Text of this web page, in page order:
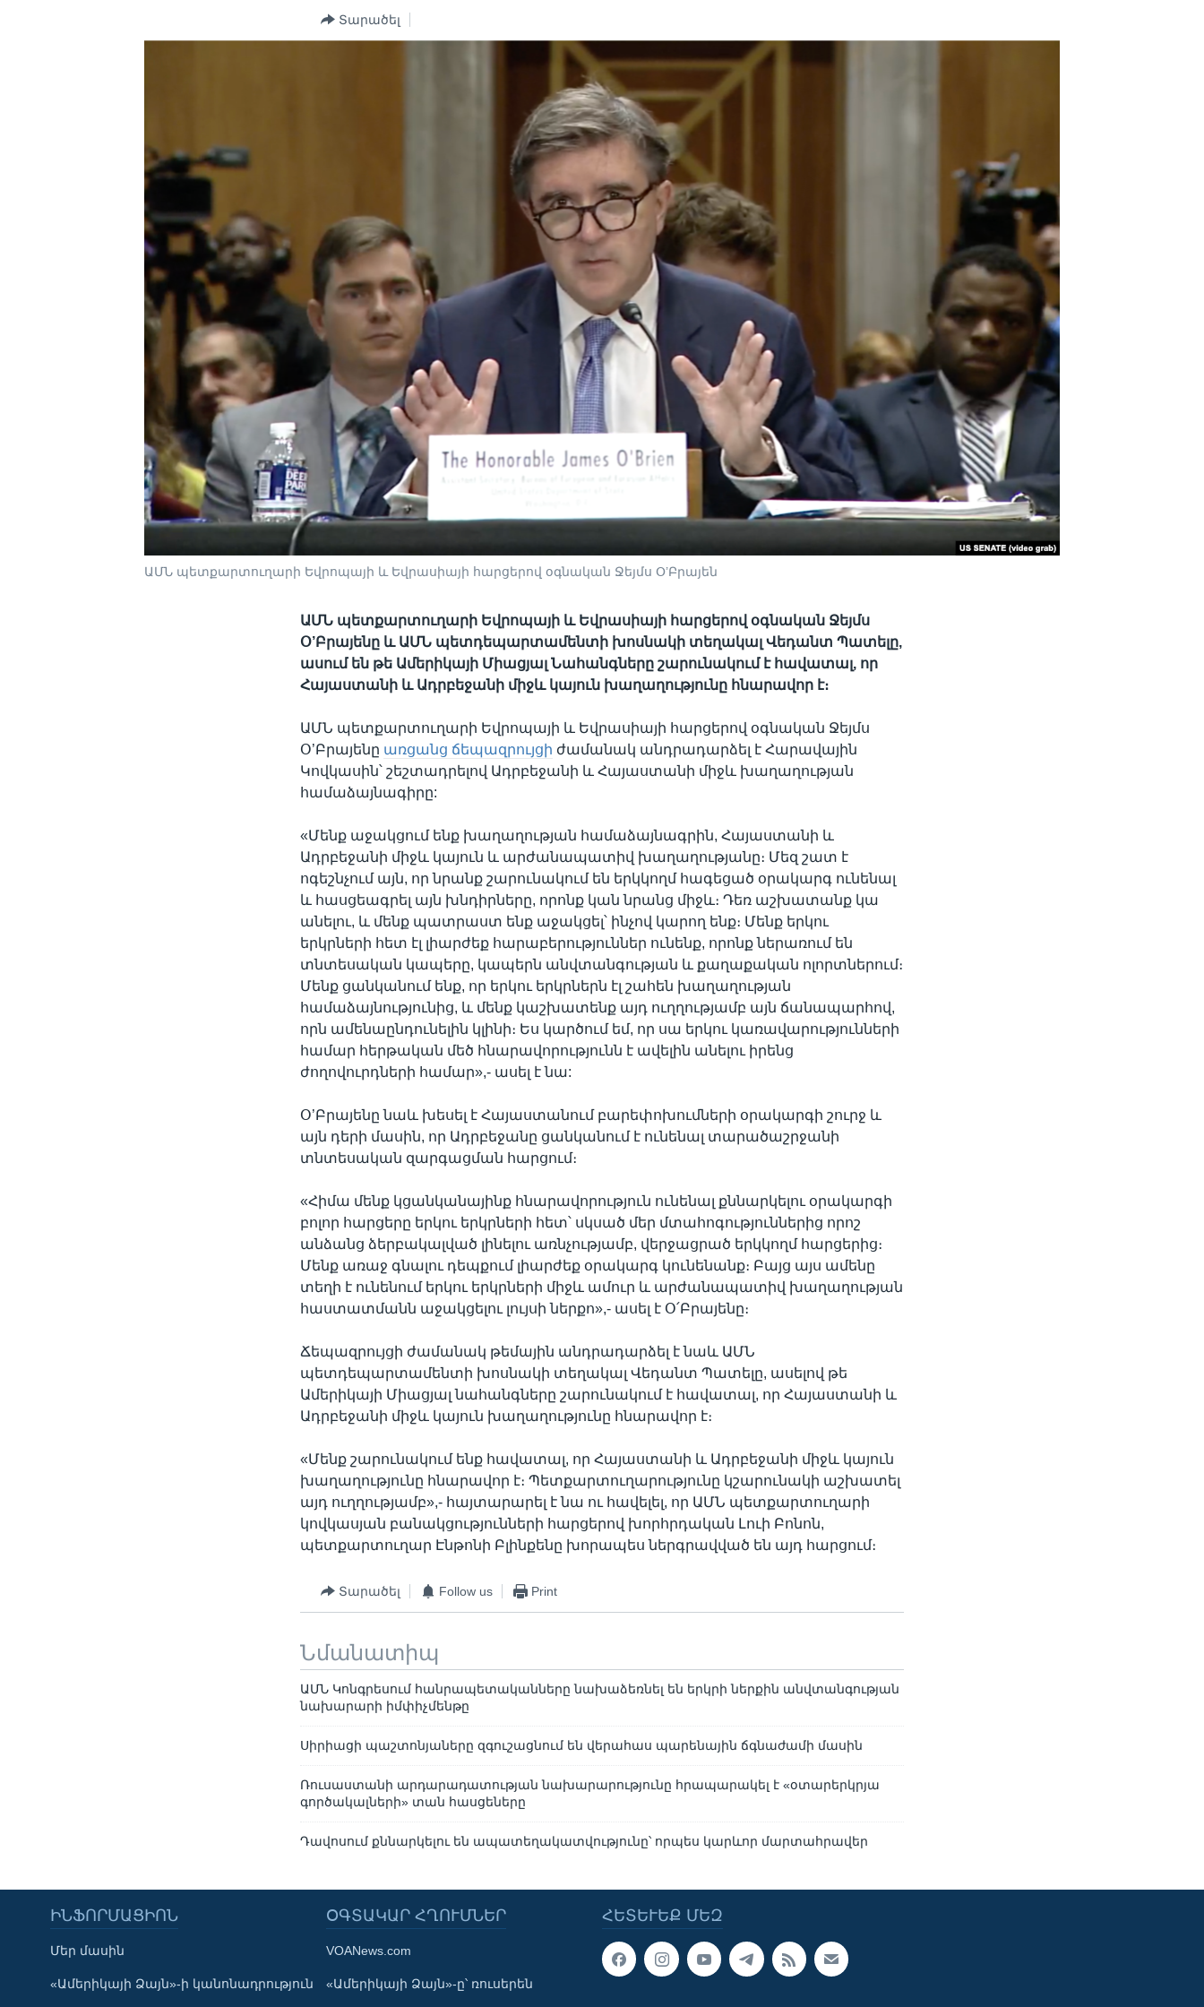
Learning English
Տարածել
ԱՄՆ պետքարտուղարի Եվրոպայի և Եվրասիայի հարցերով օգնական Ջեյմս Օ’Բրայեն
ԱՄՆ պետքարտուղարի Եվրոպայի և Եվրասիայի հարցերով օգնական Ջեյմս
Օ’Բրայենը և ԱՄՆ պետդեպարտամենտի խոսնակի տեղակալ Վեդանտ Պատելը,
ասում են թե Ամերիկայի Միացյալ Նահանգները շարունակում է հավատալ, որ
Հայաստանի և Ադրբեջանի միջև կայուն խաղաղությունը հնարավոր է։
ԱՄՆ պետքարտուղարի Եվրոպայի և Եվրասիայի հարցերով օգնական Ջեյմս
Օ’Բրայենը առցանց ճեպազրույցի ժամանակ անդրադարձել է Հարավային
Կովկասին՝ շեշտադրելով Ադրբեջանի և Հայաստանի միջև խաղաղության
համաձայնագիրը:
«Մենք աջակցում ենք խաղաղության համաձայնագրին, Հայաստանի և
Ադրբեջանի միջև կայուն և արժանապատիվ խաղաղությանը։ Մեզ շատ է
ոգեշնչում այն, որ նրանք շարունակում են երկկողմ հագեցած օրակարգ ունենալ
և հասցեագրել այն խնդիրները, որոնք կան նրանց միջև։ Դեռ աշխատանք կա
անելու, և մենք պատրաստ ենք աջակցել՝ ինչով կարող ենք։ Մենք երկու
երկրների հետ էլ լիարժեք հարաբերություններ ունենք, որոնք ներառում են
տնտեսական կապերը, կապերն անվտանգության և քաղաքական ոլորտներում։
Մենք ցանկանում ենք, որ երկու երկրներն էլ շահեն խաղաղության
համաձայնությունից, և մենք կաշխատենք այդ ուղղությամբ այն ճանապարհով,
որն ամենաընդունելին կլինի։ Ես կարծում եմ, որ սա երկու կառավարությունների
համար հերթական մեծ հնարավորությունն է ավելին անելու իրենց
ժողովուրդների համար»,- ասել է նա:
Օ’Բրայենը նաև խեսել է Հայաստանում բարեփոխումների օրակարգի շուրջ և
այն դերի մասին, որ Ադրբեջանը ցանկանում է ունենալ տարածաշրջանի
տնտեսական զարգացման հարցում։
«Հիմա մենք կցանկանայինք հնարավորություն ունենալ քննարկելու օրակարգի
բոլոր հարցերը երկու երկրների հետ՝ սկսած մեր մտահոգություններից որոշ
անձանց ձերբակալված լինելու առնչությամբ, վերջացրած երկկողմ հարցերից։
Մենք առաջ գնալու դեպքում լիարժեք օրակարգ կունենանք։ Բայց այս ամենը
տեղի է ունենում երկու երկրների միջև ամուր և արժանապատիվ խաղաղության
հաստատմանն աջակցելու լույսի ներքո»,- ասել է Օ՛Բրայենը։
Ճեպազրույցի ժամանակ թեմային անդրադարձել է նաև ԱՄՆ
պետդեպարտամենտի խոսնակի տեղակալ Վեդանտ Պատելը, ասելով թե
Ամերիկայի Միացյալ նահանգները շարունակում է հավատալ, որ Հայաստանի և
Ադրբեջանի միջև կայուն խաղաղությունը հնարավոր է։
«Մենք շարունակում ենք հավատալ, որ Հայաստանի և Ադրբեջանի միջև կայուն
խաղաղությունը հնարավոր է։ Պետքարտուղարությունը կշարունակի աշխատել
այդ ուղղությամբ»,- հայտարարել է նա ու հավելել, որ ԱՄՆ պետքարտուղարի
կովկասյան բանակցությունների հարցերով խորհրդական Լուի Բոնոն,
պետքարտուղար Էնթոնի Բլինքենը խորապես ներգրավված են այդ հարցում։
Տարածել Follow us Print
Նմանատիպ
ԱՄՆ Կոնգրեսում հանրապետականները նախաձեռնել են երկրի ներքին անվտանգության
նախարարի իմփիչմենթը
Սիրիացի պաշտոնյաները զգուշացնում են վերահաս պարենային ճգնաժամի մասին
Ռուսաստանի արդարադատության նախարարությունը հրապարակել է «օտարերկրյա
գործակալների» տան հասցեները
Դավոսում քննարկելու են ապատեղակատվությունը՝ որպես կարևոր մարտահրավեր
ՀԵՏԵՒԵՔ ՄԵԶ
ԻՆՖՈՐՄԱՑԻՈՆ
Մեր մասին
«Ամերիկայի Ձայն»-ի կանոնադրություն
ՕԳՏԱԿԱՐ ՀՂՈՒՄՆԵՐ
VOANews.com
«Ամերիկայի Ձայն»-ը՝ ռուսերեն